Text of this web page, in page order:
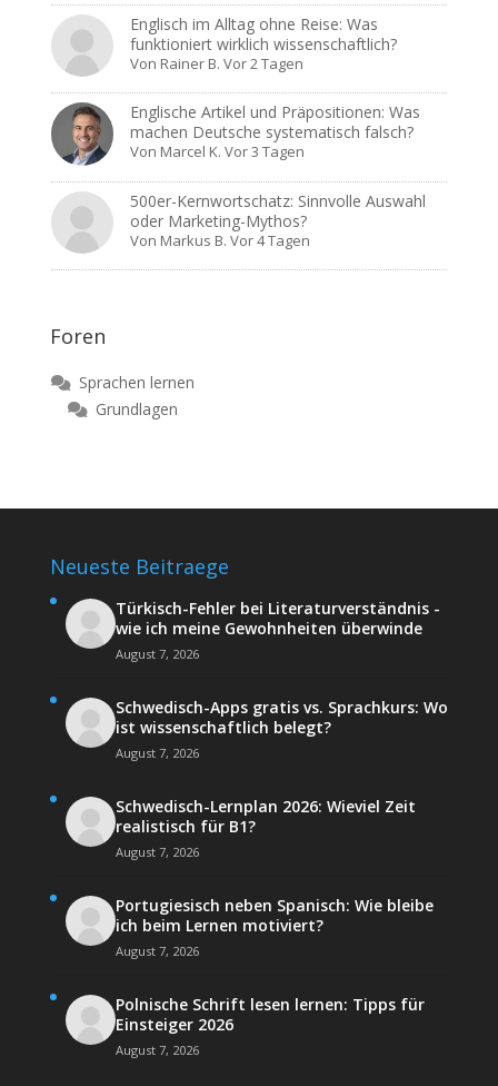
Englisch im Alltag ohne Reise: Was
funktioniert wirklich wissenschaftlich?
Von Rainer B. Vor 2 Tagen
Englische Artikel und Präpositionen: Was
machen Deutsche systematisch falsch?
Von Marcel K. Vor 3 Tagen
500er-Kernwortschatz: Sinnvolle Auswahl
oder Marketing-Mythos?
Von Markus B. Vor 4 Tagen
Foren
Sprachen lernen
Grundlagen
Neueste Beitraege
Türkisch-Fehler bei Literaturverständnis -
wie ich meine Gewohnheiten überwinde
August 7, 2026
Schwedisch-Apps gratis vs. Sprachkurs: Wo
ist wissenschaftlich belegt?
August 7, 2026
Schwedisch-Lernplan 2026: Wieviel Zeit
realistisch für B1?
August 7, 2026
Portugiesisch neben Spanisch: Wie bleibe
ich beim Lernen motiviert?
August 7, 2026
Polnische Schrift lesen lernen: Tipps für
Einsteiger 2026
August 7, 2026